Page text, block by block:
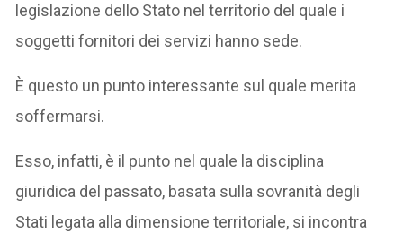
legislazione dello Stato nel territorio del quale i
soggetti fornitori dei servizi hanno sede.
È questo un punto interessante sul quale merita
soffermarsi.
Esso, infatti, è il punto nel quale la disciplina
giuridica del passato, basata sulla sovranità degli
Stati legata alla dimensione territoriale, si incontra